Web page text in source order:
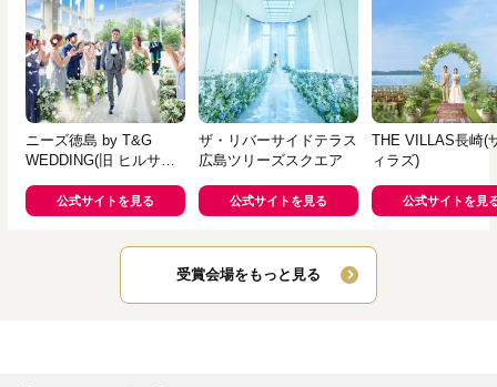
ニーズ徳島 by T&G
WEDDING(旧 ヒルサイ
公式サイトを見る
ザ・リバーサイドテラス
広島ツリーズスクエア
公式サイトを見る
THE VILLAS長崎(
ィラズ)
公式サイトを見
受賞会場をもっと見る